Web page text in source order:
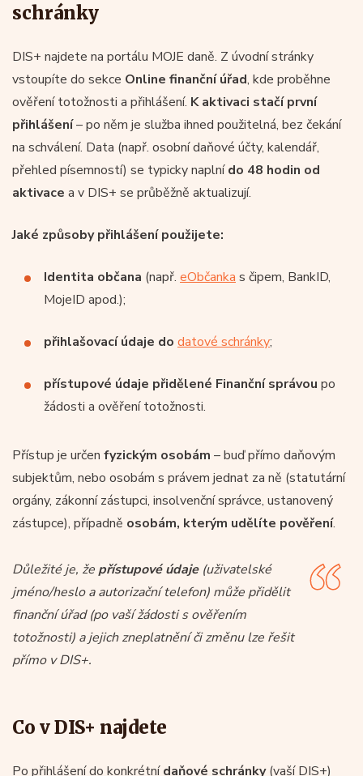
schránky
DIS+ najdete na portálu MOJE daně. Z úvodní stránky
vstoupíte do sekce Online finanční úřad, kde proběhne
ověření totožnosti a přihlášení. K aktivaci stačí první
přihlášení– po něm je služba ihned použitelná, bez čekání
na schválení. Data (např. osobní daňové účty, kalendář,
přehled písemností) se typicky naplnído 48 hodin od
aktivace a v DIS+ se průběžně aktualizují.
Jaké způsoby přihlášení použijete:
Identita občana (např. eObčanka s čipem, BankID,
MojeID apod.);
přihlašovací údaje do datové schránky;
přístupové údaje přidělené Finanční správou po
žádosti a ověření totožnosti.
Přístup je určen fyzickým osobám – buď přímo daňovým
subjektům, nebo osobám s právem jednat za ně (statutární
orgány, zákonní zástupci, insolvenční správce, ustanovený
zástupce), případně osobám, kterým udělíte pověření.
Důležité je, že přístupové údaje(uživatelské
jméno/heslo a autorizační telefon) může přidělit
finanční úřad (po vaší žádosti s ověřením
totožnosti) a jejich zneplatnění či změnu lze řešit
přímo v DIS+.
Co v DIS+ najdete
Po přihlášení do konkrétnídaňové schránky(vaší DIS+)